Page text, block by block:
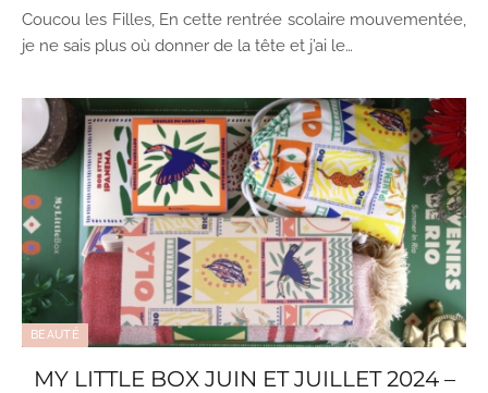
Coucou les Filles, En cette rentrée scolaire mouvementée,
je ne sais plus où donner de la tête et j’ai le…
BEAUTÉ
MY LITTLE BOX JUIN ET JUILLET 2024 –